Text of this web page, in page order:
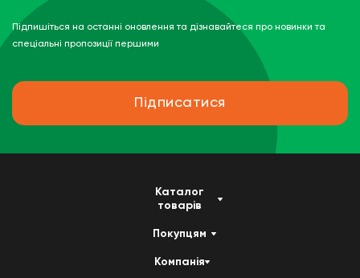
Підпишіться на останні оновлення та дізнавайтеся про новинки та
спеціальні пропозиції першими
Підписатися
Каталог
товарів
Покупцям
Компанія